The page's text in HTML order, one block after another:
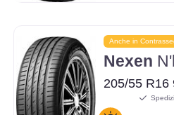
Anche in
Nexen
205/55 R16